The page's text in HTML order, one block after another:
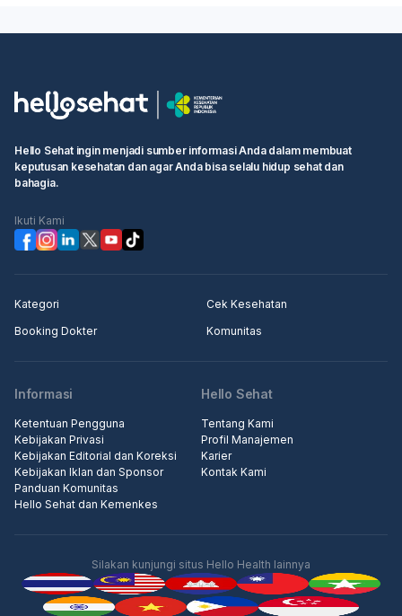
Hello Sehat ingin menjadi sumber informasi Anda dalam membuat
keputusan kesehatan dan agar Anda bisa selalu hidup sehat dan
bahagia.
Ikuti Kami
Kategori
Cek Kesehatan
Booking Dokter
Komunitas
Informasi
Ketentuan Pengguna
Kebijakan Privasi
Kebijakan Editorial dan Koreksi
Kebijakan Iklan dan Sponsor
Panduan Komunitas
Hello Sehat dan Kemenkes
Hello Sehat
Tentang Kami
Profil Manajemen
Karier
Kontak Kami
Silakan kunjungi situs Hello Health lainnya